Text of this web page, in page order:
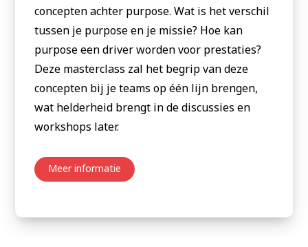
concepten achter purpose. Wat is het verschil
tussen je purpose en je missie? Hoe kan
purpose een driver worden voor prestaties?
Deze masterclass zal het begrip van deze
concepten bij je teams op één lijn brengen,
wat helderheid brengt in de discussies en
workshops later.
Meer informatie